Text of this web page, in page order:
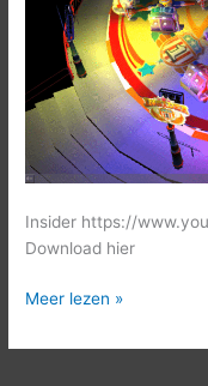
Insider https://
Download hier
Meer lezen »